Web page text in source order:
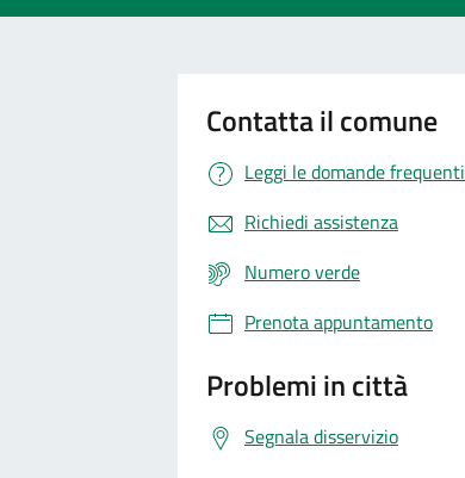
Contatta il comune
Leggi le domande frequenti
Richiedi assistenza
Numero verde
Prenota appuntamento
Problemi in città
Segnala disservizio